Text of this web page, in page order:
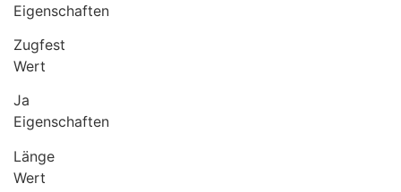
Eigenschaften
Zugfest
Wert
Ja
Eigenschaften
Länge
Wert